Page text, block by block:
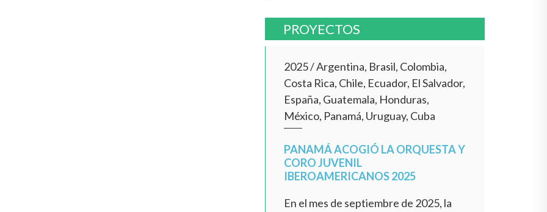
PROYECTOS
2025/Argentina, Brasil, Colombia,
Costa Rica, Chile, Ecuador, El Salvador,
España, Guatemala, Honduras,
México, Panamá, Uruguay, Cuba
PANAMÁ ACOGIÓ LA ORQUESTA Y
CORO JUVENIL
IBEROAMERICANOS 2025
En el mes de septiembre de 2025, la